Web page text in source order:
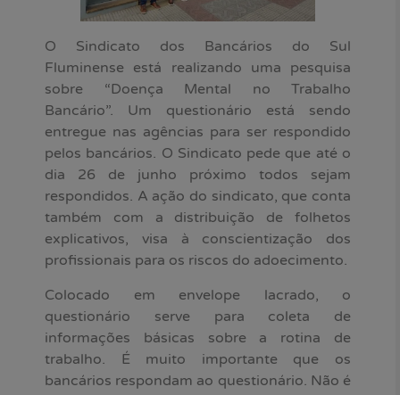
O Sindicato dos Bancários do Sul
Fluminense está realizando uma pesquisa
sobre “Doença Mental no Trabalho
Bancário”. Um questionário está sendo
entregue nas agências para ser respondido
pelos bancários. O Sindicato pede que até o
dia 26 de junho próximo todos sejam
respondidos. A ação do sindicato, que conta
também com a distribuição de folhetos
explicativos, visa à conscientização dos
profissionais para os riscos do adoecimento.
Colocado em envelope lacrado, o
questionário serve para coleta de
informações básicas sobre a rotina de
trabalho. É muito importante que os
bancários respondam ao questionário. Não é